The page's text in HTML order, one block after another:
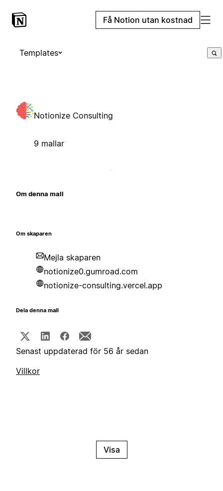
Få Notion utan kostnad
Templates
Notionize Consulting
9 mallar
Om denna mall
Om skaparen
Mejla skaparen
notionize0.gumroad.com
notionize-consulting.vercel.app
Dela denna mall
Senast uppdaterad för 56 år sedan
Villkor
Visa